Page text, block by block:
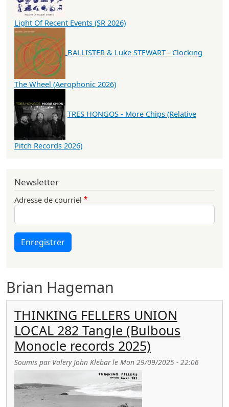
Brian Hageman
THINKING FELLERS UNION
LOCAL 282 Tangle (Bulbous
Monocle records 2025)
Soumis par Valery John Klebarle Mon 29/09/2025 - 22:06
Light Of Recent Events (SR 2026)
BALLISTER & Luke STEWART - Clocking
The Wheel (Aerophonic 2026)
TRES HONGOS - More Chips (Relative
Pitch Records 2026)
Newsletter
Adresse de courriel
Enregistrer